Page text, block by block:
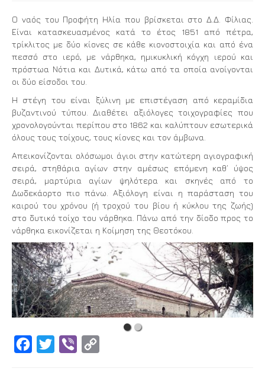
Ο ναός του Προφήτη Ηλία που βρίσκεται στο Δ.Δ. Φίλιας.
Είναι κατασκευασμένος κατά το έτος 1851 από πέτρα,
τρίκλιτος με δύο κίονες σε κάθε κιονοστοιχία και από ένα
πεσσό στο ιερό, με νάρθηκα, ημικυκλική κόγχη ιερού και
πρόστωα Νότια και Δυτικά, κάτω από τα οποία ανοίγονται
οι δύο είσοδοι του.
Η στέγη του είναι ξύλινη με επιστέγαση από κεραμίδια
βυζαντινού τύπου. Διαθέτει αξιόλογες τοιχογραφίες που
χρονολογούνται περίπου στο 1862 και καλύπτουν εσωτερικά
όλους τους τοίχους, τους κίονες και τον άμβωνα.
Απεικονίζονται ολόσωμοι άγιοι στην κατώτερη αγιογραφική
σειρά, στηθάρια αγίων στην αμέσως επόμενη καθ’ ύψος
σειρά, μαρτύρια αγίων ψηλότερα και σκηνές από το
Δωδεκάορτο πιο πάνω. Αξιόλογη είναι η παράσταση του
καιρού του χρόνου (ή τροχού του βίου ή κύκλου της ζωής)
στο δυτικό τοίχο του νάρθηκα. Πάνω από την δίοδο προς το
νάρθηκα εικονίζεται η Κοίμηση της Θεοτόκου.
Facebook
Twitter Viber